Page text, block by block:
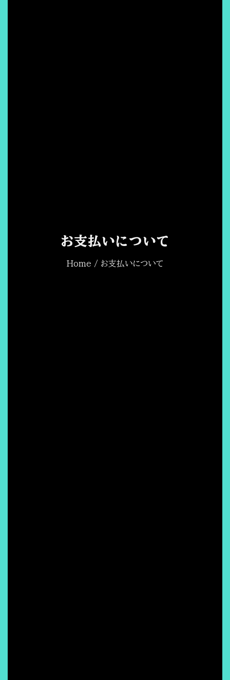
お支払いについて
Home / お支払いについて